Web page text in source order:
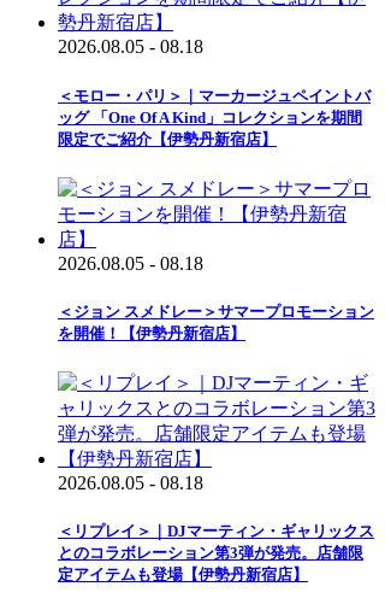
2026.08.05 - 08.18
＜モロー・パリ＞｜マーカージュペイントバ
ッグ 「One Of A Kind」コレクションを期間
限定でご紹介【伊勢丹新宿店】
2026.08.05 - 08.18
＜ジョン スメドレー＞サマープロモーション
を開催！【伊勢丹新宿店】
2026.08.05 - 08.18
＜リプレイ＞｜DJマーティン・ギャリックス
とのコラボレーション第3弾が発売。店舗限
定アイテムも登場【伊勢丹新宿店】